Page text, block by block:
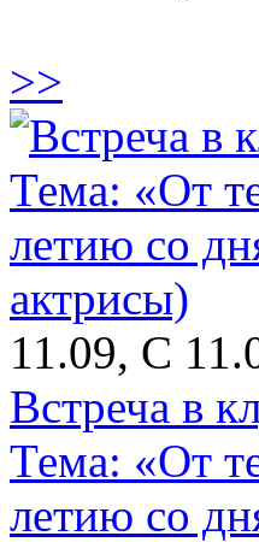
>>
11.09, С
Встреча в
Тема: «От
летию со